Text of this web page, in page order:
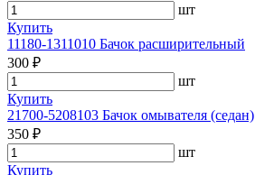
шт
Купить
11180-1311010 Бачок расширительный
300 ₽
шт
Купить
21700-5208103 Бачок омывателя (седан)
350 ₽
шт
Купить